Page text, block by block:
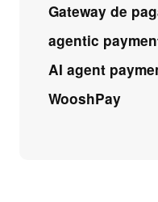
Gateway de
agentic
AI agent
WooshPay